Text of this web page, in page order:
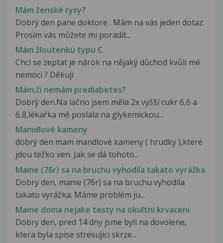
Mám ženské rysy?
Dobrý den pane doktore . Mám na vás jeden dotaz.
Prosím vás můžete mi poradit...
Mám žloutenku typu C
Chci se zeptat je nárok na nějaký důchod kvůli mé
nemoci ? Děkuji
Mám,či nemám prediabetes?
Dobrý den.Na lačno jsem měla 2x vyšší cukr 6,6 a
6,8,lékařka mě poslala na glykemickou...
Mamdlové kameny
dobrý den mam mandlové kameny ( hrudky ),které
jdou težko ven. Jak se dá tohoto...
Mame (76r) sa na bruchu vyhodila takato vyrážka.
Dobry den, mame (76r) sa na bruchu vyhodila
takato vyrážka. Máme problém ju...
Mame doma nejake testy na okultni krvaceni
Dobry den, pred 14 dny jsme byli na dovolene,
ktera byla spise stresujici skrze...